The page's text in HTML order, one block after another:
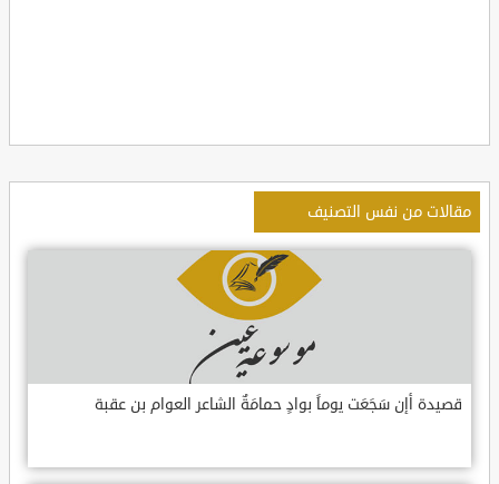
مقالات من نفس التصنيف
قصيدة أإن سَجَعَت يوماً بوادٍ حمامَةٌ الشاعر العوام بن عقبة